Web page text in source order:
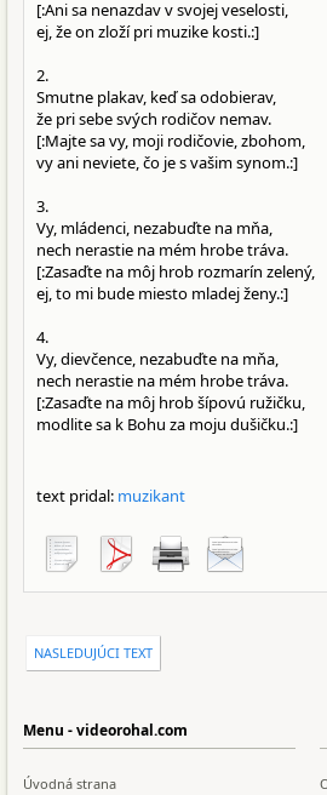
[:Ani sa nenazdav v svojej veselosti,
ej, že on zloží pri muzike kosti.:]
2.
Smutne plakav, keď sa odobierav,
že pri sebe svých rodičov nemav.
[:Majte sa vy, moji rodičovie, zbohom,
vy ani neviete, čo je s vašim synom.:]
3.
Vy, mládenci, nezabuďte na mňa,
nech nerastie na mém hrobe tráva.
[:Zasaďte na môj hrob rozmarín zelený,
ej, to mi bude miesto mladej ženy.:]
4.
Vy, dievčence, nezabuďte na mňa,
nech nerastie na mém hrobe tráva.
[:Zasaďte na môj hrob šípovú ružičku,
modlite sa k Bohu za moju dušičku.:]
text pridal: muzikant
NASLEDUJÚCI TEXT
Menu - videorohal.com
Úvodná strana